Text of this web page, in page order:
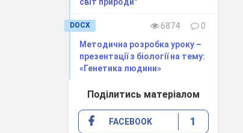
світ природи"
DOCX 6874
0
Методична розробка уроку –
презентації з біології на тему:
«Генетика людини»
Поділитись матеріалом
FACEBOOK 1